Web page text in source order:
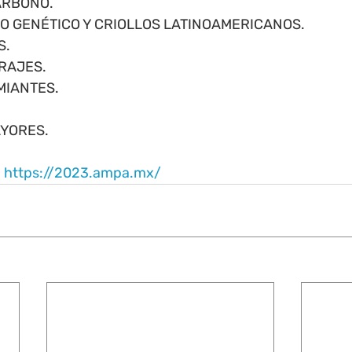
GENÉTICO Y CRIOLLOS LATINOAMERICANOS.
https://2023.ampa.mx/